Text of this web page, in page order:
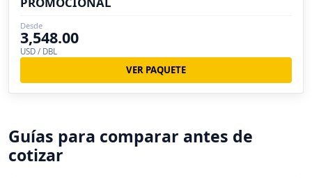
Desde
3,548.00
USD / DBL
VER PAQUETE
Guías para comparar antes de
cotizar